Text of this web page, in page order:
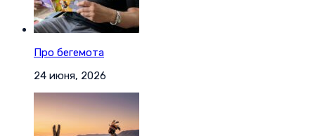
Про бегемота
24 июня, 2026